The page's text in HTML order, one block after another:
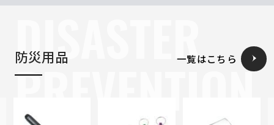
防災用品
DISASTER
PREVENTION
一覧はこちら